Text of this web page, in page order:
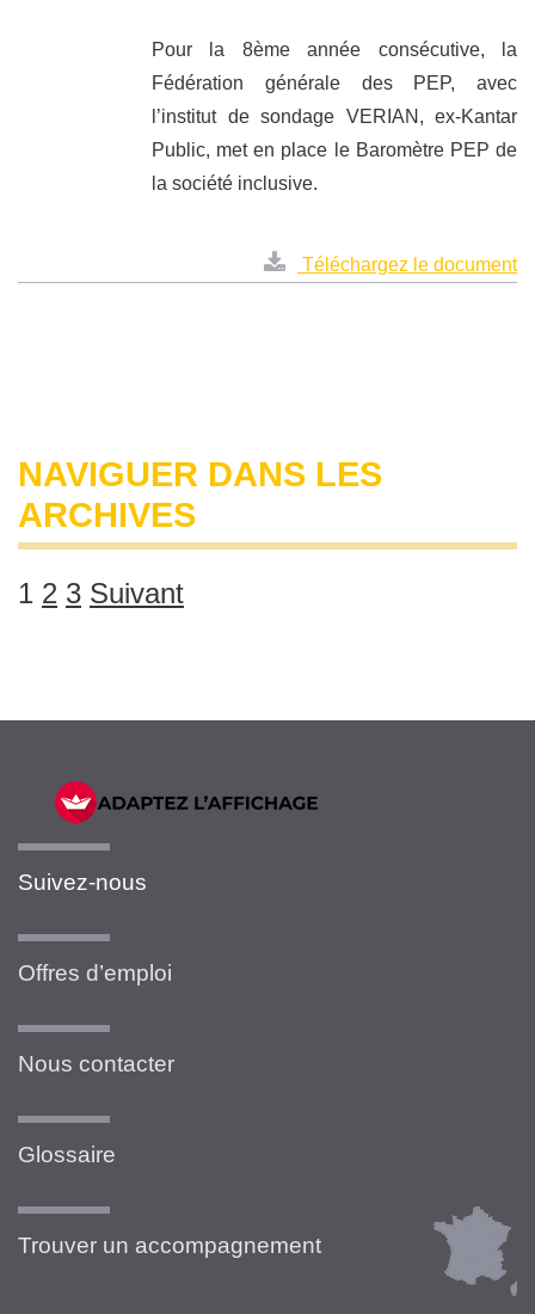
Pour la 8ème année consécutive, la
Fédération générale des PEP, avec
l’institut de sondage VERIAN, ex-Kantar
Public, met en place le Baromètre PEP de
la société inclusive.
Téléchargez le document
NAVIGUER DANS LES
ARCHIVES
1 2 3 Suivant
Suivez-nous
Offres d’emploi
Nous contacter
Glossaire
Trouver un accompagnement